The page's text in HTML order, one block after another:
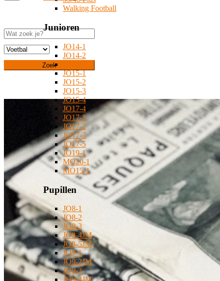
Walking Football
Junioren
JO14-1
JO14-2
JO15-1
JO15-2
JO15-3
JO15-4
JO17-4
JO17-1
JO17-2
JO17-3
JO17-5
JO19-1
MO20-1
MO15-1
Pupillen
JO8-1
JO8-2
JO8-3
JO8-4JM
JO8-5JM
JO9-1
JO9-2JM
JO9-3
Zoeken
Zoek